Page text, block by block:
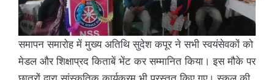
समापन समारोह में मुख्य अतिथि सुदेश कपूर ने सभी स्वयंसेवकों को
मेडल और शिक्षाप्रद किताबें भेंट कर सम्मानित किया। इस मौके पर